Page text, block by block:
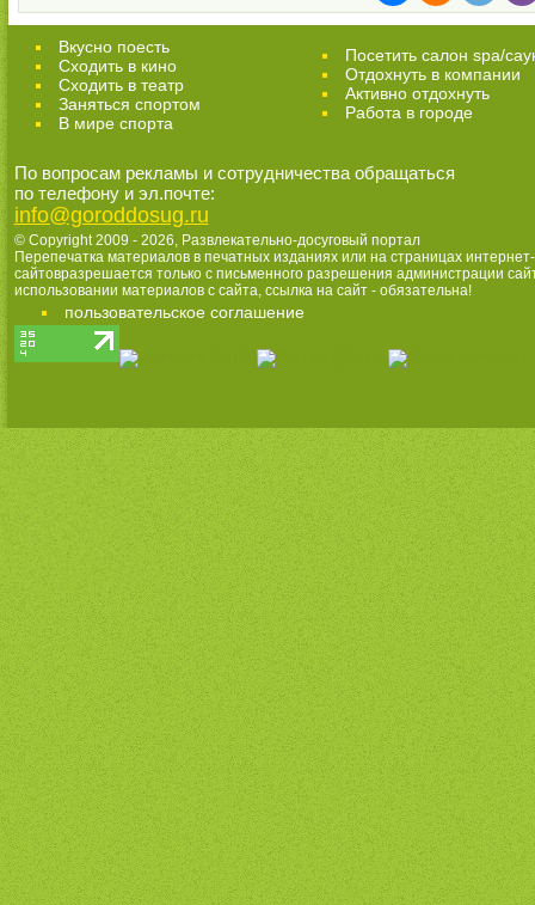
Вкусно поесть
Сходить в кино
Cходить в театр
Заняться спортом
В мире спорта
Посетить салон spa/
Отдохнуть в компании
Активно отдохнуть
Работа в городе
По вопросам рекламы и сотрудничества обращаться
по телефону и эл.почте:
info@goroddosug.ru
© Copyright 2009 - 2026, Развлекательно-досуговый портал
Перепечатка материалов в печатных изданиях или на страницах интернет-
сайтовразрешается только с письменного разрешения администрации
использовании материалов с сайта, ссылка на сайт - обязательна!
пользовательское соглашение